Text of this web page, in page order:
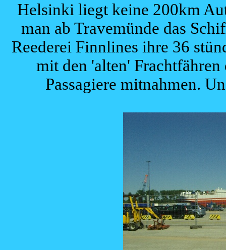
Helsinki liegt keine 200km
man ab Travemünde das
Reederei Finnlines ihre 36
mit den 'alten'
Passagiere mitnahmen.